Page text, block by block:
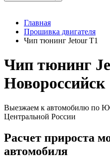
Главная
Прошивка двигателя
Чип тюнинг Jetour T1
Чип тюнинг
Новороссийск
Выезжаем к автомобилю
Центральной России
Расчет прироста
автомобиля